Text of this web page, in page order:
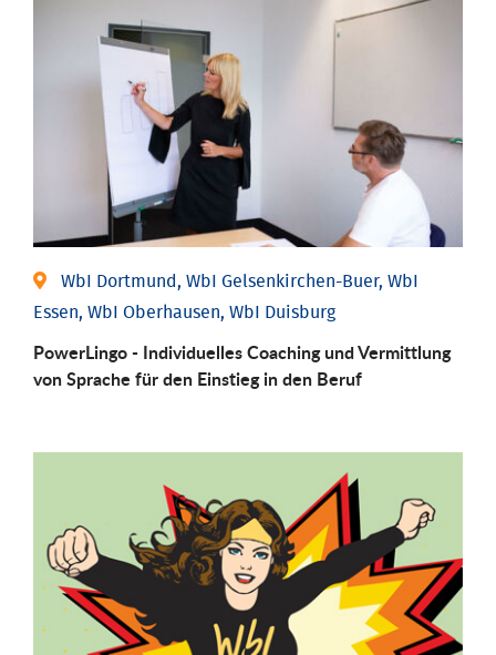
WbI Dortmund, WbI Gelsenkirchen-Buer, WbI
Essen, WbI Oberhausen, WbI Duisburg
PowerLingo - Individuelles Coaching und Vermittlung
von Sprache für den Einstieg in den Beruf